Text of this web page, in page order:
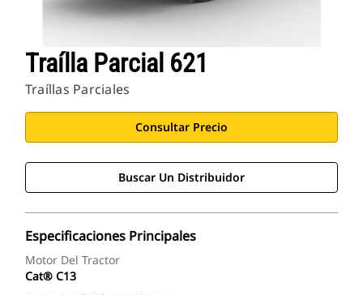
Traílla Parcial 621
Traíllas Parciales
Consultar Precio
Buscar Un Distribuidor
Especificaciones Principales
Motor Del Tractor
Cat® C13